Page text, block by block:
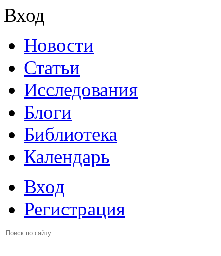
Вход
Новости
Статьи
Исследования
Блоги
Библиотека
Календарь
Вход
Регистрация